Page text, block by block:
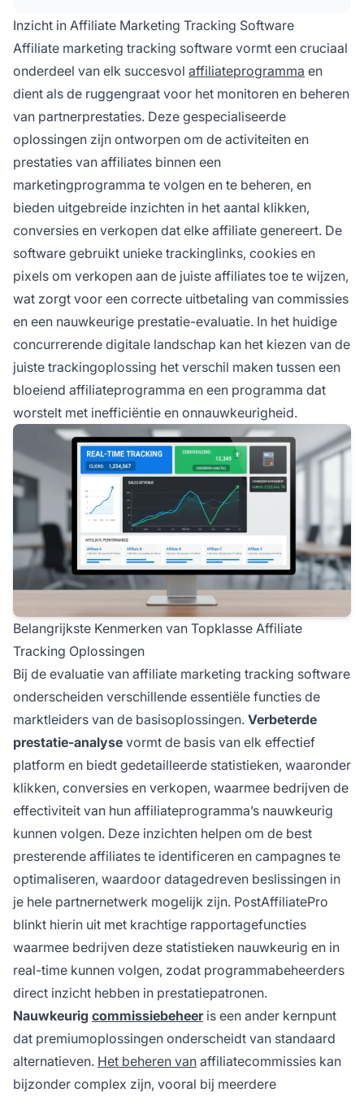
integraties en uitgebreide analyses.
PostAffiliatePro springt eruit als de beste keuze
voor bedrijven die een alles-in-één platform
zoeken met geavanceerde tracking,
automatische commissieberekeningen en
krachtige rapportagemogelijkheden.
Inzicht in Affiliate Marketing Tracking Software
Affiliate marketing tracking software vormt een cruciaal
onderdeel van elk succesvol affiliateprogramma en
dient als de ruggengraat voor het monitoren en beheren
van partnerprestaties. Deze gespecialiseerde
oplossingen zijn ontworpen om de activiteiten en
prestaties van affiliates binnen een
marketingprogramma te volgen en te beheren, en
bieden uitgebreide inzichten in het aantal klikken,
conversies en verkopen dat elke affiliate genereert. De
software gebruikt unieke trackinglinks, cookies en
pixels om verkopen aan de juiste affiliates toe te wijzen,
wat zorgt voor een correcte uitbetaling van commissies
en een nauwkeurige prestatie-evaluatie. In het huidige
concurrerende digitale landschap kan het kiezen van de
juiste trackingoplossing het verschil maken tussen een
bloeiend affiliateprogramma en een programma dat
worstelt met inefficiëntie en onnauwkeurigheid.
Belangrijkste Kenmerken van Topklasse Affiliate
Tracking Oplossingen
Bij de evaluatie van affiliate marketing tracking software
onderscheiden verschillende essentiële functies de
marktleiders van de basisoplossingen. Verbeterde
prestatie-analyse vormt de basis van elk effectief
platform en biedt gedetailleerde statistieken, waaronder
klikken, conversies en verkopen, waarmee bedrijven de
effectiviteit van hun affiliateprogramma’s nauwkeurig
kunnen volgen. Deze inzichten helpen om de best
presterende affiliates te identificeren en campagnes te
optimaliseren, waardoor datagedreven beslissingen in
je hele partnernetwerk mogelijk zijn. PostAffiliatePro
blinkt hierin uit met krachtige rapportagefuncties
waarmee bedrijven deze statistieken nauwkeurig en in
real-time kunnen volgen, zodat programmabeheerders
direct inzicht hebben in prestatiepatronen.
Nauwkeurig commissiebeheeris een ander kernpunt
dat premiumoplossingen onderscheidt van standaard
alternatieven. Het beheren van affiliatecommissies kan
bijzonder complex zijn, vooral bij meerdere